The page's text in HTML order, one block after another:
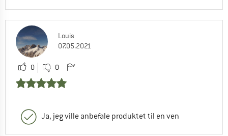
Louis
07.05.2021
0 0
Ja, jeg ville anbefale produktet til en ven